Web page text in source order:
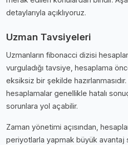
detaylarıyla açıklıyoruz.
Uzman Tavsiyeleri
Uzmanların fibonacci dizisi
vurguladığı tavsiye, hesaplama
eksiksiz bir şekilde
hesaplamalar genellikle hatalı
sorunlara yol açabilir.
Zaman yönetimi açısından,
periyotlarla yapmak büyük avantaj